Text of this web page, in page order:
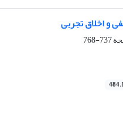
و اخلاق تجربی
737-768